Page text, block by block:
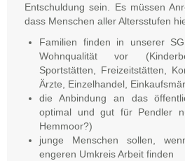
Entschuldung sein. Es müssen
dass Menschen aller Altersstufen
Familien finden in unserer
Wohnqualität vor
Sportstätten, Freizeitstätten,
Ärzte, Einzelhandel,
die Anbindung an das
optimal und gut für Pendler
Hemmoor?)
junge Menschen sollen,
engeren Umkreis Arbeit finden